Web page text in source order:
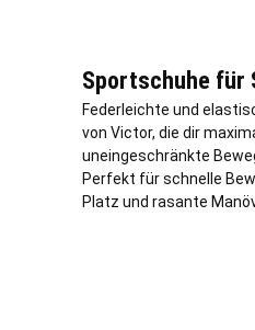
Sportschuhe für
Federleichte und
von Victor, die dir
uneingeschränkte
Perfekt für schnelle
Platz und rasante